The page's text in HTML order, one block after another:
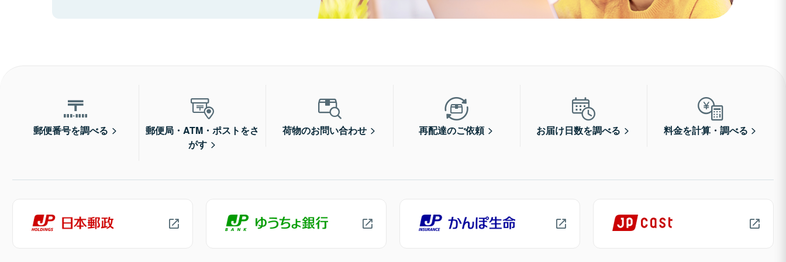
郵便番号を調べる
郵便局・ATM・ポストをさ
がす
荷物のお問い合わせ 再配達のご依頼 お届け日数を調べる 料金を計算・調べる